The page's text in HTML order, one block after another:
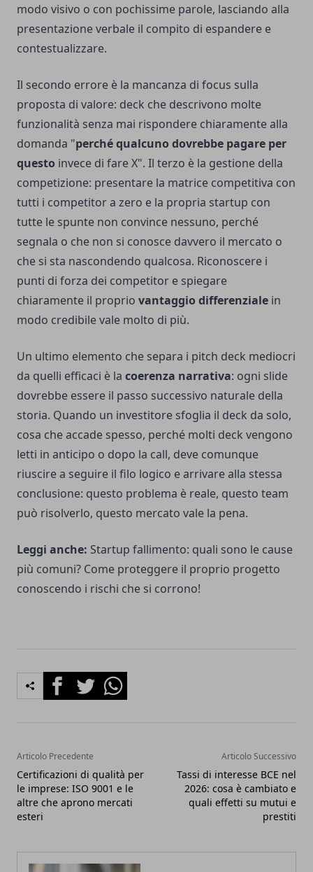
modo visivo o con pochissime parole, lasciando alla
presentazione verbale il compito di espandere e
contestualizzare.
Il secondo errore è la mancanza di focus sulla
proposta di valore: deck che descrivono molte
funzionalità senza mai rispondere chiaramente alla
domanda "perché qualcuno dovrebbe pagare per
questo invece di fare X". Il terzo è la gestione della
competizione: presentare la matrice competitiva con
tutti i competitor a zero e la propria startup con
tutte le spunte non convince nessuno, perché
segnala o che non si conosce davvero il mercato o
che si sta nascondendo qualcosa. Riconoscere i
punti di forza dei competitor e spiegare
chiaramente il proprio vantaggio differenziale in
modo credibile vale molto di più.
Un ultimo elemento che separa i pitch deck mediocri
da quelli efficaci è la coerenza narrativa: ogni slide
dovrebbe essere il passo successivo naturale della
storia. Quando un investitore sfoglia il deck da solo,
cosa che accade spesso, perché molti deck vengono
letti in anticipo o dopo la call, deve comunque
riuscire a seguire il filo logico e arrivare alla stessa
conclusione: questo problema è reale, questo team
può risolverlo, questo mercato vale la pena.
Leggi anche: Startup fallimento: quali sono le cause
più comuni? Come proteggere il proprio progetto
conoscendo i rischi che si corrono!
FacebookTwitterWhatsapp
Articolo Precedente
Certificazioni di qualità per
le imprese: ISO 9001 e le
altre che aprono mercati
esteri
Articolo Successivo
Tassi di interesse BCE nel
2026: cosa è cambiato e
quali effetti su mutui e
prestiti